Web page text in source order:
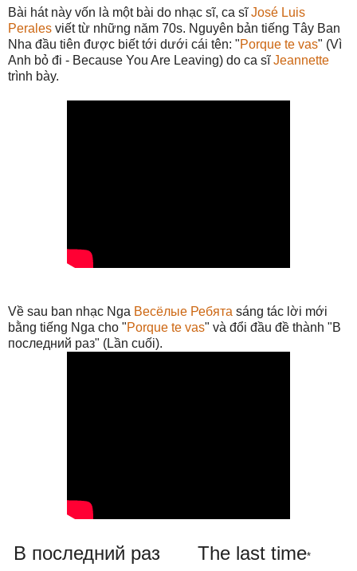
Bài hát này vốn là một bài do nhạc sĩ, ca sĩJosé Luis
Perales viết từ những năm 70s. Nguyên bản tiếng Tây Ban
Nha đầu tiên được biết tới dưới cái tên: "Porque te vas" (Vì
Anh bỏ đi - Because You Are Leaving) do ca sĩJeannette
trình bày.
Về sau ban nhạc Nga Весёлые Ребята sáng tác lời mới
bằng tiếng Nga cho "Porque te vas" và đổi đầu đề thành "В
последний раз" (Lần cuối).
В последний раз The last time*